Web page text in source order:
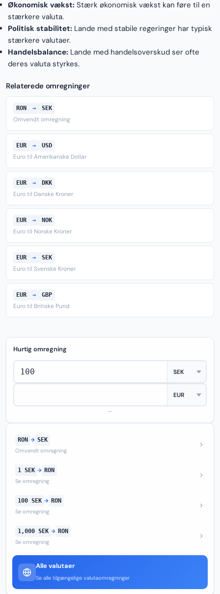
Økonomisk vækst: Stærk økonomisk vækst kan føre til en
stærkere valuta.
Politisk stabilitet: Lande med stabile regeringer har typisk
stærkere valutaer.
Handelsbalance: Lande med handelsoverskud ser ofte
deres valuta styrkes.
Relaterede omregninger
RON → SEK
Omvendt omregning
EUR → USD
Euro til Amerikanske Dollar
EUR → DKK
Euro til Danske Kroner
EUR → NOK
Euro til Norske Kroner
EUR → SEK
Euro til Svenske Kroner
EUR → GBP
Euro til Britiske Pund
Hurtig omregning
—
RON → SEK
Omvendt omregning
1 SEK → RON
Se omregning
100 SEK → RON
Se omregning
1,000 SEK → RON
Se omregning
Alle valutaer
Se alle tilgængelige valutaomregninger